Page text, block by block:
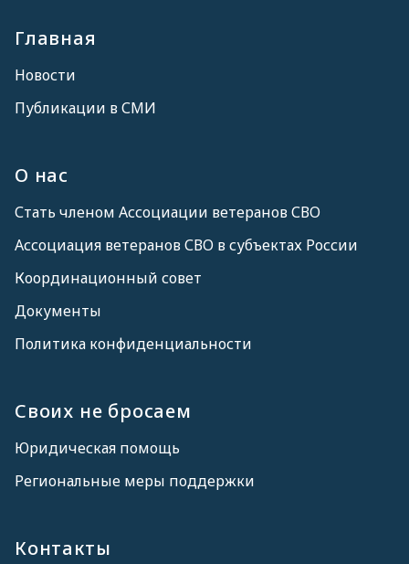
Главная
Новости
Публикации в СМИ
О нас
Стать членом Ассоциации ветеранов СВО
Ассоциация ветеранов СВО в субъектах России
Координационный совет
Документы
Политика конфиденциальности
Своих не бросаем
Юридическая помощь
Региональные меры поддержки
Контакты